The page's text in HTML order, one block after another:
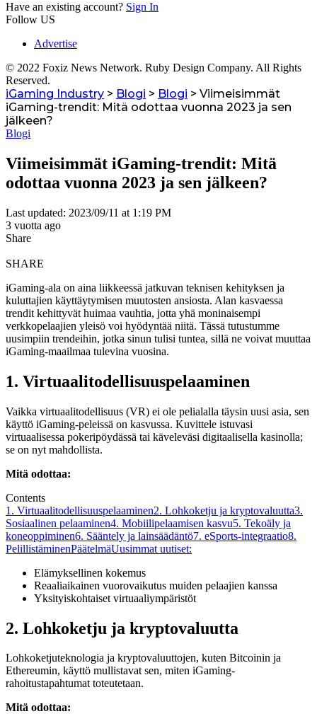
Have an existing account? Sign In
Follow US
Advertise
© 2022 Foxiz News Network. Ruby Design Company. All Rights
Reserved.
iGaming Industry > Blogi > Blogi > Viimeisimmät
iGaming-trendit: Mitä odottaa vuonna 2023 ja sen
jälkeen?
Blogi
Viimeisimmät iGaming-trendit: Mitä
odottaa vuonna 2023 ja sen jälkeen?
Last updated: 2023/09/11 at 1:19 PM
3 vuotta ago
Share
SHARE
iGaming-ala on aina liikkeessä jatkuvan teknisen kehityksen ja
kuluttajien käyttäytymisen muutosten ansiosta. Alan kasvaessa
trendit kehittyvät huimaa vauhtia, jotta yhä moninaisempi
verkkopelaajien yleisö voi hyödyntää niitä. Tässä tutustumme
uusimpiin trendeihin, jotka sinun tulisi tuntea, sillä ne voivat muuttaa
iGaming-maailmaa tulevina vuosina.
1. Virtuaalitodellisuuspelaaminen
Vaikka virtuaalitodellisuus (VR) ei ole pelialalla täysin uusi asia, sen
käyttö iGaming-peleissä on kasvussa. Kuvittele istuvasi
virtuaalisessa pokeripöydässä tai käveleväsi digitaalisella kasinolla;
se on nyt mahdollista.
Mitä odottaa:
Contents
1. Virtuaalitodellisuuspelaaminen2. Lohkoketju ja kryptovaluutta3.
Sosiaalinen pelaaminen4. Mobiilipelaamisen kasvu5. Tekoäly ja
koneoppiminen6. Sääntely ja lainsäädäntö7. eSports-integraatio8.
PelillistäminenPäätelmäUusimmat uutiset:
Elämyksellinen kokemus
Reaaliaikainen vuorovaikutus muiden pelaajien kanssa
Yksityiskohtaiset virtuaaliympäristöt
2. Lohkoketju ja kryptovaluutta
Lohkoketjuteknologia ja kryptovaluuttojen, kuten Bitcoinin ja
Ethereumin, käyttö mullistavat sen, miten iGaming-
rahoitustapahtumat toteutetaan.
Mitä odottaa: